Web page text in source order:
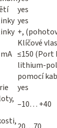
yes
yes
+,
Klíčové
≤150 (Port
lithium-
pomocí
yes
–10… +40